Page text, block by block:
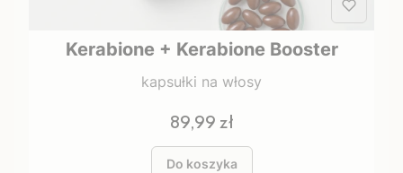
Kerabione + Kerabione Booster
kapsułki na włosy
Cena
89,99 zł
Do koszyka